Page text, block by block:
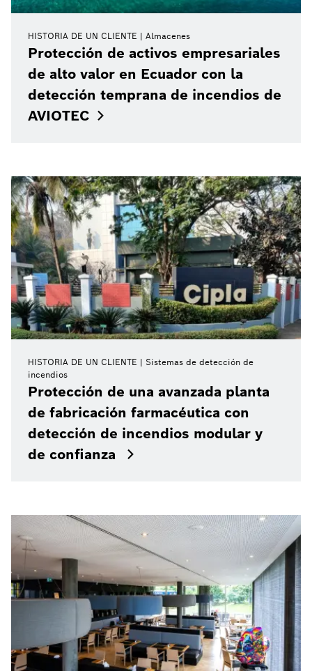
HISTORIA DE UN CLIENTE Almacenes
Protección de activos empresariales
de alto valor en Ecuador con la
detección temprana de incendios de
AVIOTEC
HISTORIA DE UN CLIENTE
Sistemas de detección de
incendios
Protección de una avanzada planta
de fabricación farmacéutica con
detección de incendios modular y
de confianza